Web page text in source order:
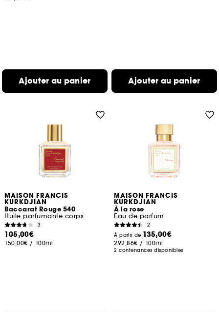
Ajouter au panier Ajouter au panier
MAISON FRANCIS
KURKDJIAN
Baccarat Rouge 540
Huile parfumante corps
3
105,00€
150,00€ / 100ml
MAISON FRANCIS
KURKDJIAN
À la rose
Eau de parfum
2
À partir de 135,00€
292,86€ / 100ml
2 contenances disponibles